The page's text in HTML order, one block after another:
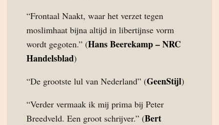
“Frontaal Naakt, waar het verzet tegen
moslimhaat bijna altijd in libertijnse vorm
wordt gegoten.” (Hans Beerekamp – NRC
Handelsblad)
“De grootste lul van Nederland” (GeenStijl)
“Verder vermaak ik mij prima bij Peter
Breedveld. Een groot schrijver.” (Bert